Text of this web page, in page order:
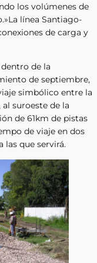
los volúmenes de
línea Santiago-
de carga y
de la
de septiembre,
simbólico entre la
suroeste de la
de 61km de pistas
de viaje en dos
las que servirá.